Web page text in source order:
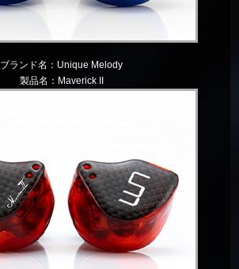
ブランド名： Unique Melody
製品名： Maverick II